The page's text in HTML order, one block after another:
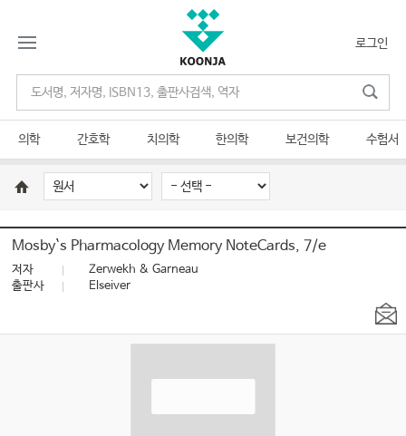
로그인
의학 간호학 치의학 한의학 보건의학 수험서
Mosby`s Pharmacology Memory NoteCards, 7/e
저자
Zerwekh & Garneau
출판사
Elseiver